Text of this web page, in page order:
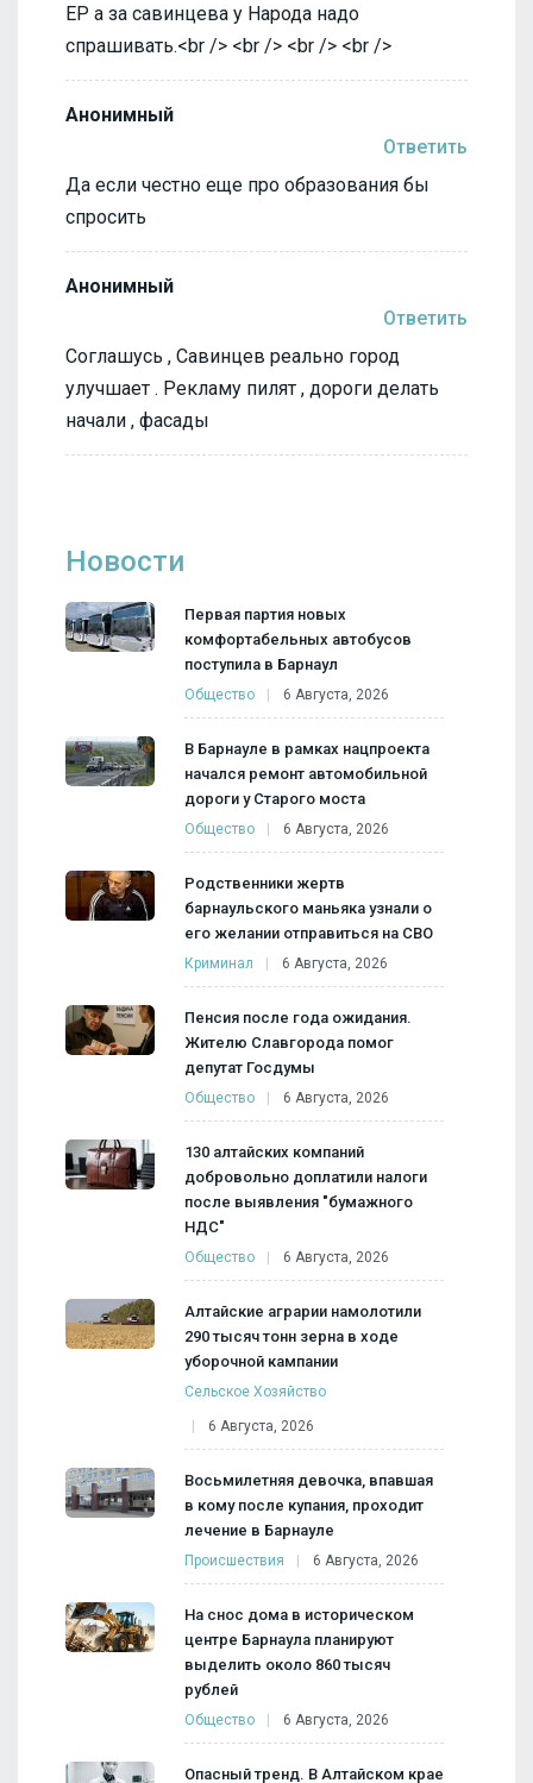
ЕР а за савинцева у Народа надо
спрашивать.<br /> <br /> <br /> <br />
Анонимный
Ответить
Да если честно еще про образования бы
спросить
Анонимный
Ответить
Соглашусь , Савинцев реально город
улучшает . Рекламу пилят , дороги делать
начали , фасады
Новости
Первая партия новых
комфортабельных автобусов
поступила в Барнаул
Общество 6 Августа, 2026
В Барнауле в рамках нацпроекта
начался ремонт автомобильной
дороги у Старого моста
Общество 6 Августа, 2026
Родственники жертв
барнаульского маньяка узнали о
его желании отправиться на СВО
Криминал 6 Августа, 2026
Пенсия после года ожидания.
Жителю Славгорода помог
депутат Госдумы
Общество 6 Августа, 2026
130 алтайских компаний
добровольно доплатили налоги
после выявления "бумажного
НДС"
Общество 6 Августа, 2026
Алтайские аграрии намолотили
290 тысяч тонн зерна в ходе
уборочной кампании
Сельское Хозяйство
6 Августа, 2026
Восьмилетняя девочка, впавшая
в кому после купания, проходит
лечение в Барнауле
Происшествия 6 Августа, 2026
На снос дома в историческом
центре Барнаула планируют
выделить около 860 тысяч
рублей
Общество 6 Августа, 2026
Опасный тренд. В Алтайском крае